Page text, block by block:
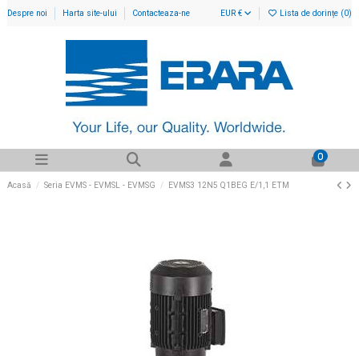
Despre noi Harta site-ului Contacteaza-ne EUR € Lista de dorințe (0)
0
Acasă Seria EVMS - EVMSL - EVMSG EVMS3 12N5 Q1BEG E/1,1 ETM